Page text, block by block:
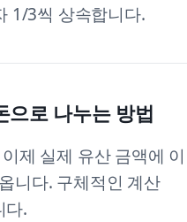
1/3씩 상속합니다.
으로 나누는 방법
제 실제 유산 금액에 이
니다. 구체적인 계산
다.